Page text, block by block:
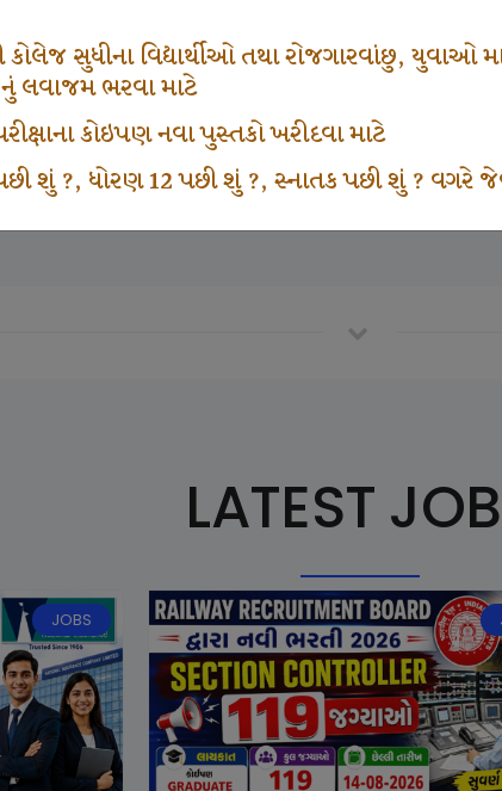
સુધીના વિદ્યાર્થીઓ તથા રોજગારવાંછુ, યુવાઓ
નું લવાજમ ભરવા માટે
કોઇપણ નવા પુસ્તકો ખરીદવા માટે
શું ?, ધોરણ 12 પછી શું ?, સ્નાતક પછી શું ? વગરે
665
LATEST
JOBS